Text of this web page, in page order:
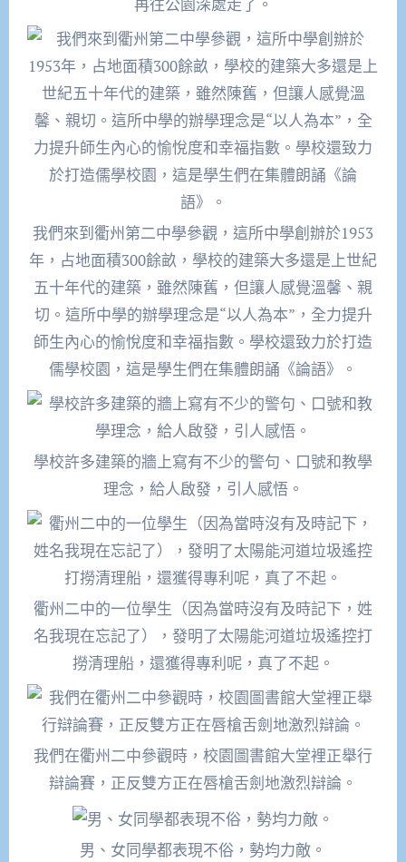
再往公園深處走了。
我們來到衢州第二中學參觀，這所中學創辦於1953
年，占地面積300餘畝，學校的建築大多還是上世紀
五十年代的建築，雖然陳舊，但讓人感覺溫馨、親
切。這所中學的辦學理念是“以人為本”，全力提升
師生內心的愉悅度和幸福指數。學校還致力於打造
儒學校園，這是學生們在集體朗誦《論語》。
學校許多建築的牆上寫有不少的警句、口號和教學
理念，給人啟發，引人感悟。
衢州二中的一位學生（因為當時沒有及時記下，姓
名我現在忘記了），發明了太陽能河道垃圾遙控打
撈清理船，還獲得專利呢，真了不起。
我們在衢州二中參觀時，校園圖書館大堂裡正舉行
辯論賽，正反雙方正在唇槍舌劍地激烈辯論。
男、女同學都表現不俗，勢均力敵。